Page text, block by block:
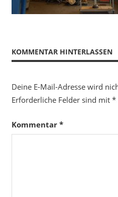
KOMMENTAR HINTERLASSEN
Deine E-Mail-Adresse wird
Erforderliche Felder sind mit *
Kommentar *